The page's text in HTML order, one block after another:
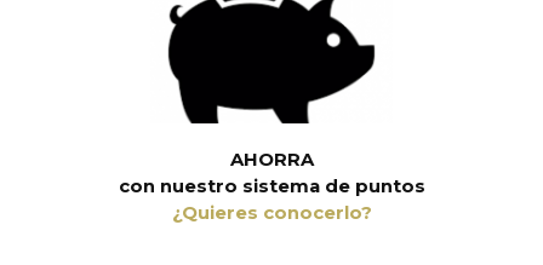
AHORRA
con nuestro sistema de puntos
¿Quieres conocerlo?